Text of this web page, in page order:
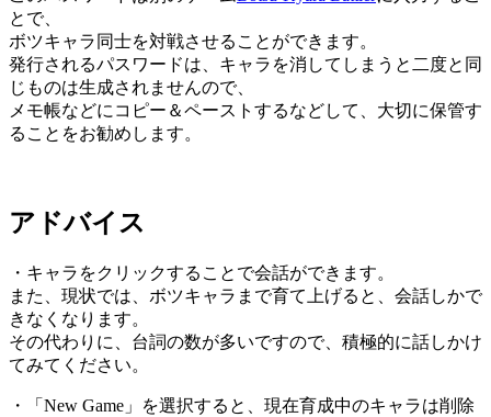
とで、
ボツキャラ同士を対戦させることができます。
発行されるパスワードは、キャラを消してしまうと二度と同
じものは生成されませんので、
メモ帳などにコピー＆ペーストするなどして、大切に保管す
ることをお勧めします。
アドバイス
・キャラをクリックすることで会話ができます。
また、現状では、ボツキャラまで育て上げると、会話しかで
きなくなります。
その代わりに、台詞の数が多いですので、積極的に話しかけ
てみてください。
・「New Game」を選択すると、現在育成中のキャラは削除